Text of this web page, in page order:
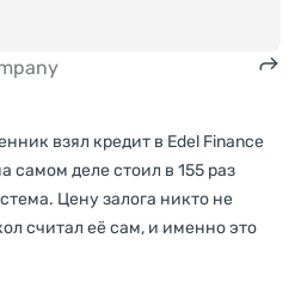
взял кредит в Edel Finance
самом деле стоил в 155 раз
Цену залога никто не
считал её сам, и именно это